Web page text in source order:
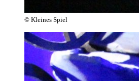
© Kleines Spiel